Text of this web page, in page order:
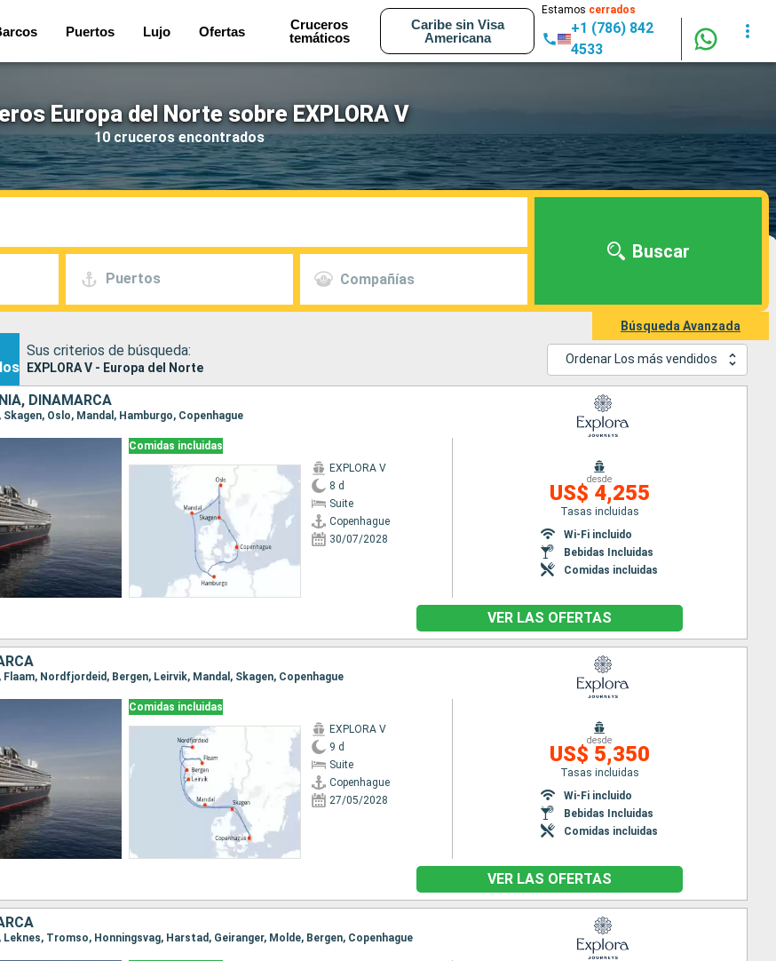
Puertos Lujo Ofertas
Cruceros
temáticos
Caribe sin Visa
Americana
Estamos cerrados
+1 (786) 842
4533
Europa del Norte sobre EXPLORA V
10 cruceros encontrados
Puertos Compañías
Buscar
Búsqueda Avanzada
Sus criterios de búsqueda:
EXPLORA V - Europa del Norte
Ordenar Los más vendidos
DINAMARCA
Oslo, Mandal, Hamburgo, Copenhague
Comidas incluidas
EXPLORA V
8 d
Suite
Copenhague
30/07/2028
desde
US$ 4,255
Tasas incluidas
Wi-Fi incluido
Bebidas Incluidas
Comidas incluidas
VER LAS OFERTAS
Flaam, Nordfjordeid, Bergen, Leirvik, Mandal, Skagen, Copenhague
Comidas incluidas
EXPLORA V
9 d
Suite
Copenhague
27/05/2028
desde
US$ 5,350
Tasas incluidas
Wi-Fi incluido
Bebidas Incluidas
Comidas incluidas
VER LAS OFERTAS
Leknes, Tromso, Honningsvag, Harstad, Geiranger, Molde, Bergen, Copenhague